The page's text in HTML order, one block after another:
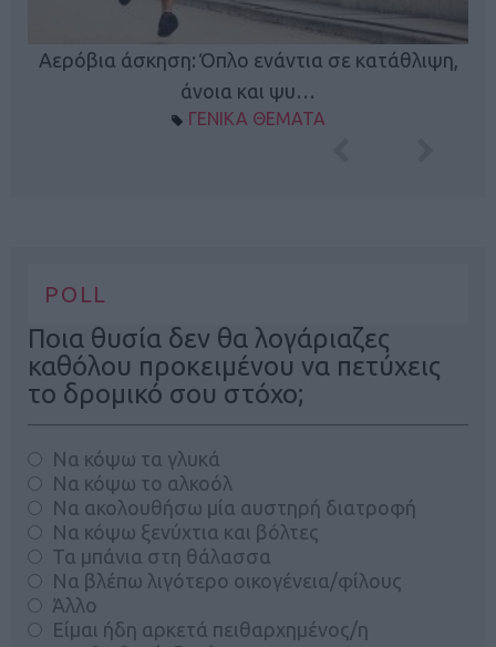
Αερόβια άσκηση: Όπλο ενάντια σε κατάθλιψη,
άνοια και ψυ…
ΓΕΝΙΚΑ ΘΕΜΑΤΑ
POLL
Ποια θυσία δεν θα λογάριαζες
καθόλου προκειμένου να πετύχεις
το δρομικό σου στόχο;
Να κόψω τα γλυκά
Να κόψω το αλκοόλ
Να ακολουθήσω μία αυστηρή διατροφή
Να κόψω ξενύχτια και βόλτες
Τα μπάνια στη θάλασσα
Να βλέπω λιγότερο οικογένεια/φίλους
Άλλο
Είμαι ήδη αρκετά πειθαρχημένος/η